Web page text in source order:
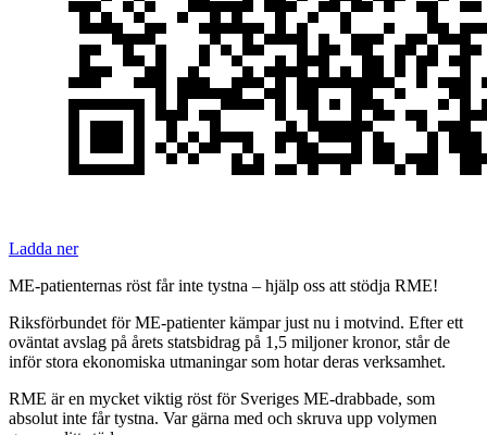
Ladda ner
ME-patienternas röst får inte tystna – hjälp oss att stödja RME!
Riksförbundet för ME-patienter kämpar just nu i motvind. Efter ett
oväntat avslag på årets statsbidrag på 1,5 miljoner kronor, står de
inför stora ekonomiska utmaningar som hotar deras verksamhet.
RME är en mycket viktig röst för Sveriges ME-drabbade, som
absolut inte får tystna. Var gärna med och skruva upp volymen